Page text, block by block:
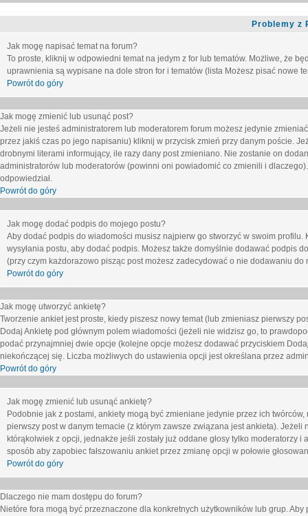
Problemy z
Jak mogę napisać temat na forum?
To proste, kliknij w odpowiedni temat na jedym z for lub tematów. Możliwe, że
uprawnienia są wypisane na dole stron for i tematów (lista Możesz pisać nowe
Powrót do góry
Jak mogę zmienić lub usunąć post?
Jeżeli nie jesteś administratorem lub moderatorem forum możesz jedynie
przez jakiś czas po jego napisaniu) kliknij w przycisk zmień przy danym poście.
drobnymi literami informujący, ile razy dany post zmieniano. Nie zostanie on
administratorów lub moderatorów (powinni oni powiadomić co zmienili i
odpowiedział.
Powrót do góry
Jak mogę dodać podpis do mojego postu?
Aby dodać podpis do wiadomości musisz najpierw go stworzyć w swoim
wysyłania postu, aby dodać podpis. Możesz także domyślnie dodawać podpis
(przy czym każdorazowo pisząc post możesz zadecydować o nie dodawaniu
Powrót do góry
Jak mogę utworzyć ankietę?
Tworzenie ankiet jest proste, kiedy piszesz nowy temat (lub zmieniasz pierwszy
Dodaj Ankietę pod głównym polem wiadomości (jeżeli nie widzisz go, to
podać przynajmniej dwie opcje (kolejne opcje możesz dodawać przyciskiem
niekończącej się. Liczba możliwych do ustawienia opcji jest określana przez
Powrót do góry
Jak mogę zmienić lub usunąć ankietę?
Podobnie jak z postami, ankiety mogą być zmieniane jedynie przez ich
pierwszy post w danym temacie (z którym zawsze związana jest ankieta).
którąkolwiek z opcji, jednakże jeśli zostały już oddane głosy tylko
sposób aby zapobiec fałszowaniu ankiet przez zmianę opcji w połowie
Powrót do góry
Dlaczego nie mam dostępu do forum?
Nietóre fora mogą być przeznaczone dla konkretnych użytkowników lub grup.